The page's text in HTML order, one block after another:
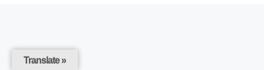
Translate »